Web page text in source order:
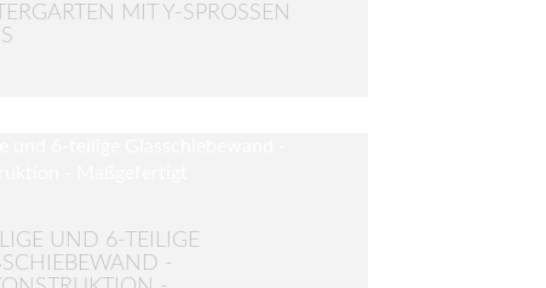
MIT Y-SPROSSEN
UND 6-TEILIGE
-